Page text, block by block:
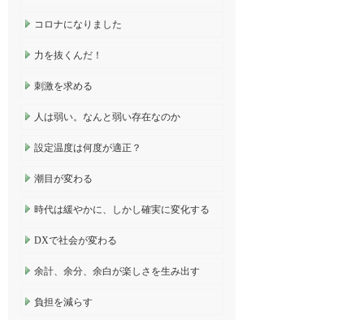
コロナになりました
力を抜くんだ！
刺激を求める
人は弱い。なんと弱い存在なのか
設定温度は何度が適正？
潮目が変わる
時代は緩やかに、しかし確実に変化する
DXで社会が変わる
余計、余分、余白が楽しさを生み出す
負担を減らす